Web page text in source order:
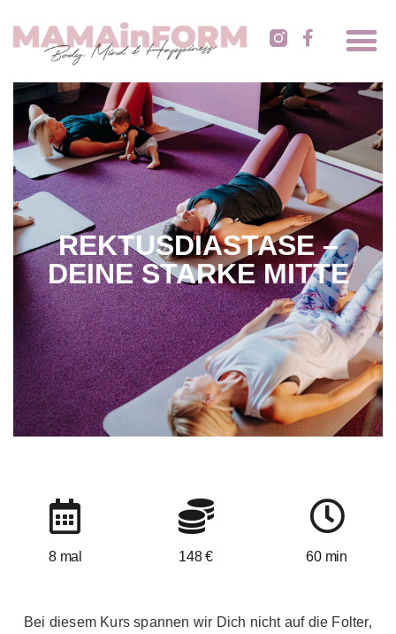
REKTUSDIASTASE –
DEINE STARKE MITTE
8 mal 148 € 60 min
Bei diesem Kurs spannen wir Dich nicht auf die Folter,